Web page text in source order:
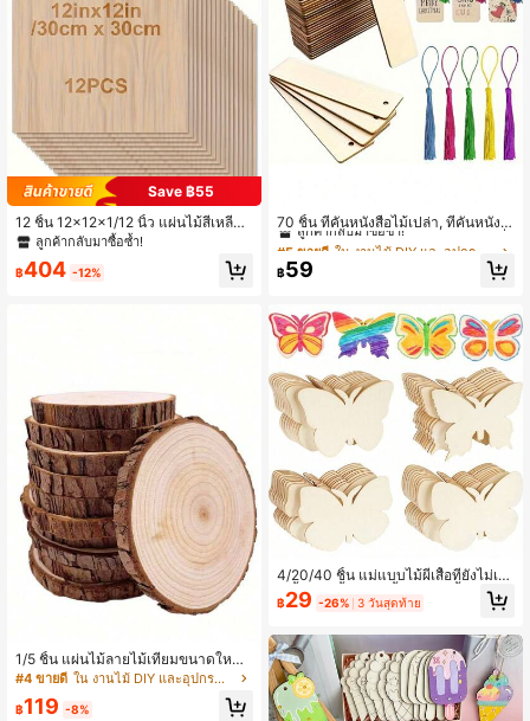
Save ฿55
12 ชิ้น 12x12x1/12 นิ้ว แผ่นไม้สี่เหลี่ยม
ผิวเรียบ หนา 2 มม. เหมาะสำหรับงานตั
ดด้วยเลเซอร์, แกะสลักไม้, การสร้างแบ
บจำลองทางสถาปัตยกรรม, การย้อมสี แ
ลูกค้ากลับมาซื้อซ้ำ!
฿404 -12%
1/5 ชิ้น แผ่นไม้ลายไม้เทียมขนาดใหญ่,
ของตกแต่งลายไม้เทียม, ตกแต่งโต๊ะ, ก
ารวาดภาพ, การแกะสลักไม้, งานฝีมือ
DIY, การจัดฉากงานแต่งงาน, ที่รองแก้
#4 ขายดี ใน งานไม้ DIY และอุปกรณ์ตกแต่ง งานไม้ DIY และอุปกร
฿119 -8%
70 ชิ้น ที่คั่นหนังสือไม้เปล่า, ที่คั่นหนังสื
อไม้ DIY, จี้ไม้ตัดด้วยเลเซอร์, ป้ายไม้สี่เ
หลี่ยม (ที่คั่นหนังสือ 35 ชิ้น + พู่ 35 ชิ้น),
สีพู่แบบสุ่ม, ฤดูเปิดเทอม
ลูกค้ากลับมาซื้อซ้ำ!
#5 ขายดี
ลูกค้ากลับมาซื้อซ้ำ!
#5 ขายดี
ลูกค้ากลับมาซื้อซ้ำ!
#5 ขายดี
฿59
4/20/40 ชิ้น แม่แบบไม้ผีเสื้อที่ยังไม่เสร็
จ ชิ้นไม้ผีเสื้อเปล่า ชิ้นไม้รูปผีเสื้อ ป้ายแ
ม่แบบไม้ DIY วันเกิด ตกแต่งบ้านงานแ
฿29 -26% 3 วันสุดท้าย